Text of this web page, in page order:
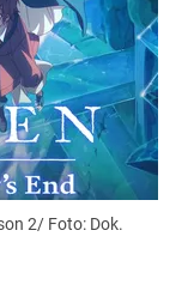
2/ Foto: Dok.